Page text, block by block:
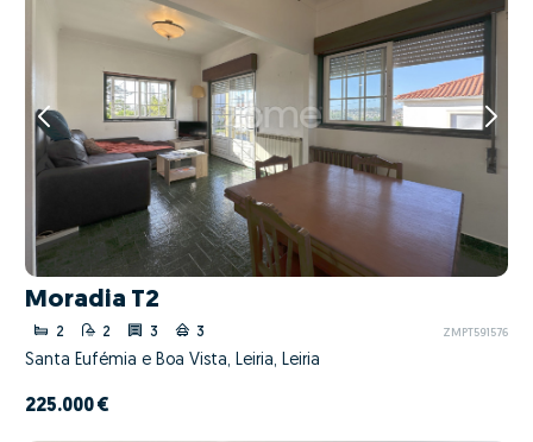
Moradia T2
2 2 3 3 ZMPT591576
Santa Eufémia e Boa Vista, Leiria, Leiria
225.000 €